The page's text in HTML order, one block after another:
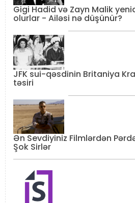
Gigi Hadid və Zayn Malik
olurlar - Ailəsi nə düşünür?
JFK sui-qəsdinin Britaniya
təsiri
Ən Sevdiyiniz Filmlərdən
Şok Sirlər